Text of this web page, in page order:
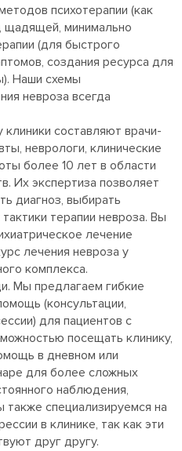
психотерапии (как
щадящей, минимально
(для быстрого
создания ресурса для
Наши схемы
невроза всегда
составляют врачи-
неврологи, клинические
более 10 лет в области
Их экспертиза позволяет
диагноз, выбирать
терапии невроза. Вы
лечение
лечения невроза у
комплекса.
Мы предлагаем гибкие
(консультации,
для пациентов с
посещать клинику,
в дневном или
для более сложных
наблюдения,
также специализируемся на
в клинике, так как эти
друг другу.